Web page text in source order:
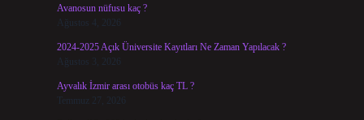
Avanosun nüfusu kaç ?
Ağustos 4, 2026
2024-2025 Açık Üniversite Kayıtları Ne Zaman Yapılacak ?
Ağustos 3, 2026
Ayvalık İzmir arası otobüs kaç TL ?
Temmuz 27, 2026